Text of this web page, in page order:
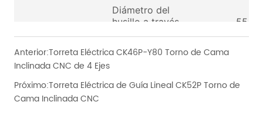
Anterior:Torreta Eléctrica CK46P-Y80 Torno de Cama
Inclinada CNC de 4 Ejes
Próximo:Torreta Eléctrica de Guía Lineal CK52P Torno de
Cama Inclinada CNC